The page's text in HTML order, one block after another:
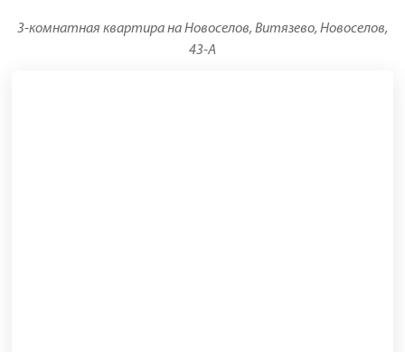
3-комнатная квартира на Новоселов, Витязево, Новоселов,
43-А